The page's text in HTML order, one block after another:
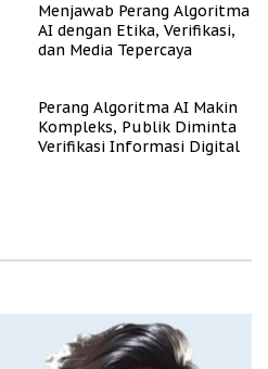
Menjawab Perang Algoritma
AI dengan Etika, Verifikasi,
dan Media Tepercaya
Perang Algoritma AI Makin
Kompleks, Publik Diminta
Verifikasi Informasi Digital